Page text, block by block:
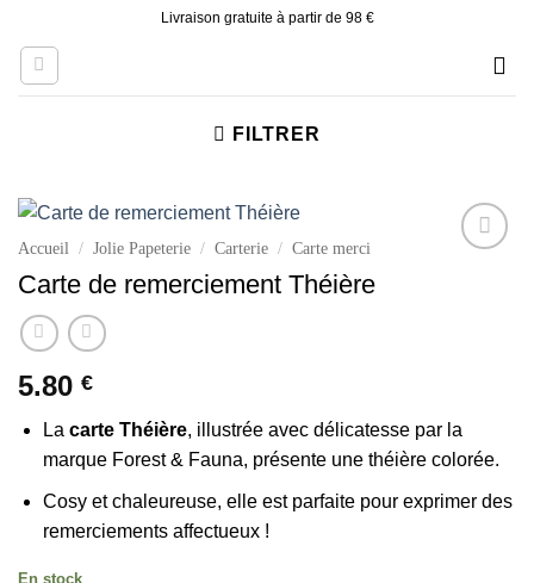
content
Livraison gratuite à partir de 98 €
FILTRER
Accueil / Jolie Papeterie / Carterie / Carte merci
Carte de remerciement Théière
5.80 €
La carte Théière, illustrée avec délicatesse par la
marque Forest & Fauna, présente une théière colorée.
Cosy et chaleureuse, elle est parfaite pour exprimer des
remerciements affectueux !
En stock